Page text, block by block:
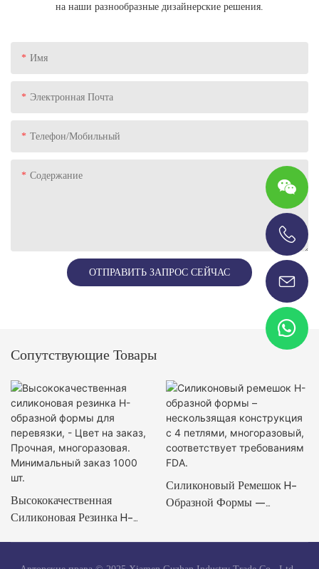
на наши разнообразные дизайнерские решения.
Имя
Электронная Почта
Телефон/Мобильный
Содержание
ОТПРАВИТЬ ЗАПРОС СЕЙЧАС
Сопутствующие Товары
Высококачественная
Силиконовая Резинка H-
Силиконовый Ремешок H-
Образной Формы –